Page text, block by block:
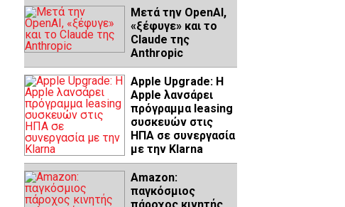
Μετά την OpenAI,
«ξέφυγε» και το
Claude της
Anthropic
Apple Upgrade: Η
Apple λανσάρει
πρόγραμμα leasing
συσκευών στις
ΗΠΑ σε συνεργασία
με την Klarna
Amazon:
παγκόσμιος